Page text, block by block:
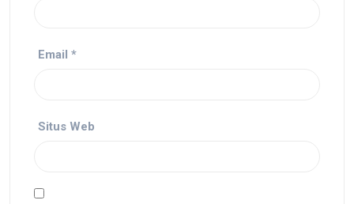
Email *
Situs Web